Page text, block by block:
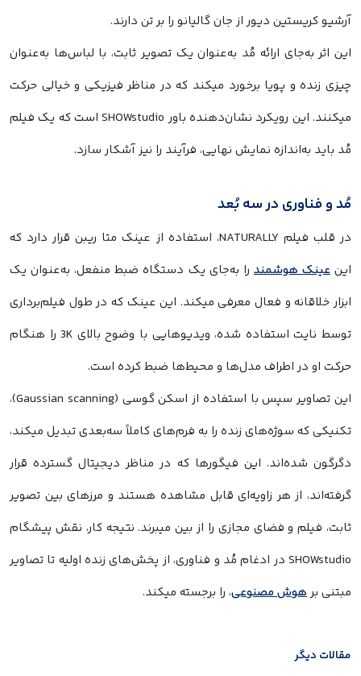
آرشیو کریستین دیور از جان گالیانو را بر تن دارند.
این اثر به‌جای ارائه مُد به‌عنوان یک تصویر ثابت، با لباس‌ها به‌عنوان
چیزی زنده و پویا برخورد میکند که در مناظر فیزیکی و خیالی حرکت
میکنند. این رویکرد نشان‌دهنده باور SHOWstudio است که یک فیلم
مُد باید به‌اندازه نمایش نهایی، فرآیند را نیز آشکار سازد.
مُد و فناوری در سه بُعد
در قلب فیلم NATURALLY، استفاده از عینک متا ریبن قرار دارد که
اینعینک هوشمندرا به‌جای یک دستگاه ضبط منفعل، به‌عنوان یک
ابزار خلاقانه و فعال معرفی میکند. این عینک که در طول فیلم‌برداری
توسط نایت استفاده شده، ویدیوهایی با وضوح بالای 3K را هنگام
حرکت او در اطراف مدل‌ها و محیط‌ها ضبط کرده است.
این تصاویر سپس با استفاده از اسکن گوسی (Gaussian scanning)،
تکنیکی که سوژه‌های زنده را به فرم‌های کاملاً سه‌بعدی تبدیل میکند،
دگرگون شده‌اند. این فیگورها که در مناظر دیجیتال گسترده قرار
گرفته‌اند، از هر زاویه‌ای قابل مشاهده هستند و مرزهای بین تصویر
ثابت، فیلم و فضای مجازی را از بین میبرند. نتیجه کار، نقش پیشگام
SHOWstudio در ادغام مُد و فناوری، از پخش‌های زنده اولیه تا تصاویر
مبتنی برهوش مصنوعی، را برجسته میکند.
مقالات دیگر